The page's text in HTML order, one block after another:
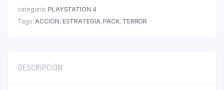
categoría: PLAYSTATION 4
Tags:ACCION, ESTRATEGIA,PACK, TERROR
DESCRIPCIÓN